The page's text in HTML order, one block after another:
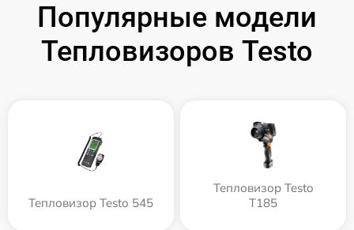
Популярные модели
Тепловизоров Testo
Тепловизор Testo 545
Тепловизор Testo
T185